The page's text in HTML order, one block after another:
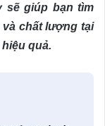
sẽ giúp bạn tìm
chất lượng tại
quả.